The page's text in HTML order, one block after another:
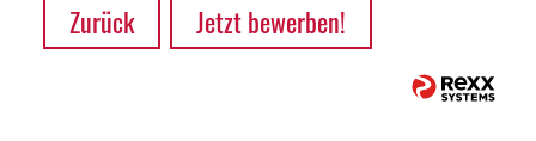
Zurück Jetzt bewerben!